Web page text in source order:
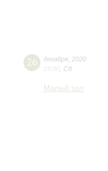
26 декабря 2020
19:00 Сб
Малый зал